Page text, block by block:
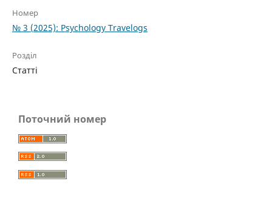
Номер
№ 3 (2025): Psychology Travelogs
Розділ
Статті
Поточний номер